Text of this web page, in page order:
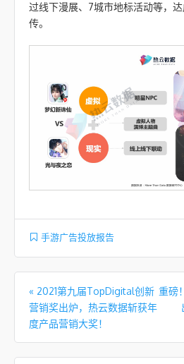
过线下漫展、7城市地标活动等，
传。
手游广告投放报告
文章导航
« ​2021第九届TopDigital创新
营销奖出炉，热云数据斩获年
度产品营销大奖！
重磅